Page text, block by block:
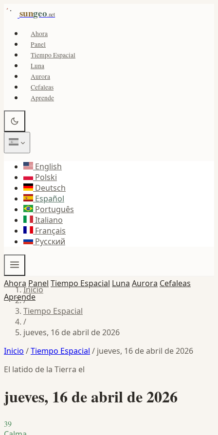
sungeo.net
Ahora
Panel
Tiempo Espacial
Luna
Aurora
Cefaleas
Aprende
English
Polski
Deutsch
Español
Português
Italiano
Français
Русский
Ahora Panel Tiempo Espacial Luna Aurora Cefaleas
Aprende
Inicio
/
Tiempo Espacial
/
jueves, 16 de abril de 2026
Inicio /Tiempo Espacial / jueves, 16 de abril de 2026
El latido de la Tierra el
jueves, 16 de abril de 2026
39